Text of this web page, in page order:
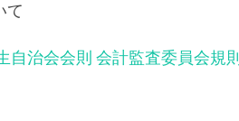
て
自治会会則 会計監査委員会規則